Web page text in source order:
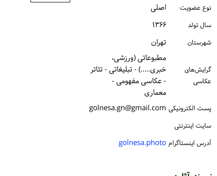
نوع عضویت اصلی
سال تولد ۱۳۶۶
شهرستان تهران
گرایش‌های
عکاسی
مطبوعاتی (ورزشی،
خبری.....) - تبلیغاتی - تئاتر
- عکاسی مفهومی -
معماری
پست الكترونیكی golnesa.gn@gmail.com
سایت اینترنتی
آدرس اینستاگرام golnesa.photo